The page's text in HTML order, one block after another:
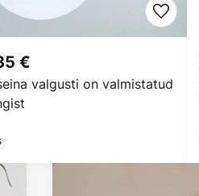
valgusti on valmistatud
€